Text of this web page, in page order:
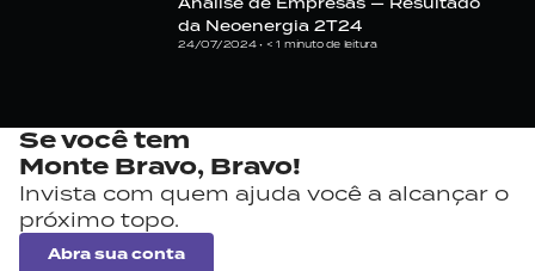
da Neoenergia 2T24
24/07/2024 • < 1 minuto de leitura
Se você tem
Monte Bravo, Bravo!
Invista com quem ajuda você a alcançar o
próximo topo.
Abra sua conta